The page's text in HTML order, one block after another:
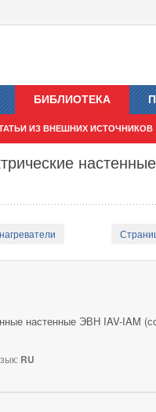
БИБЛИОТЕКА
ИЗ ВНЕШНИХ ИСТОЧНИКОВ
настенные ЭВН IAV-IAM
RU